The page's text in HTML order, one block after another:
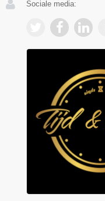
Sociale media: